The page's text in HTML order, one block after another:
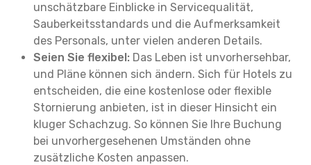
unschätzbare Einblicke in Servicequalität,
Sauberkeitsstandards und die Aufmerksamkeit
des Personals, unter vielen anderen Details.
Seien Sie flexibel: Das Leben ist unvorhersehbar,
und Pläne können sich ändern. Sich für Hotels zu
entscheiden, die eine kostenlose oder flexible
Stornierung anbieten, ist in dieser Hinsicht ein
kluger Schachzug. So können Sie Ihre Buchung
bei unvorhergesehenen Umständen ohne
zusätzliche Kosten anpassen.